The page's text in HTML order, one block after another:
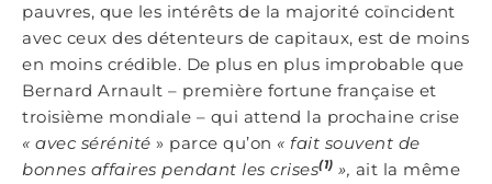
pauvres, que les intérêts de la majorité coïncident
avec ceux des détenteurs de capitaux, est de moins
en moins crédible. De plus en plus improbable que
Bernard Arnault – première fortune française et
troisième mondiale – qui attend la prochaine crise
« avec sérénité » parce qu’on « fait souvent de
bonnes affaires pendant les crises(1) », ait la même